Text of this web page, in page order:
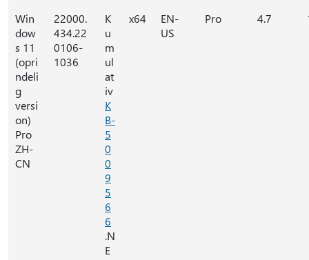
Win
dow
s 11
(opri
ndeli
g
versi
on)
Pro
ZH-
CN
22000.
434.22
0106-
1036
K
u
m
ul
at
iv
K
B-
5
0
0
9
5
6
6
.N
E
x64
EN-
US
Pro 4.7